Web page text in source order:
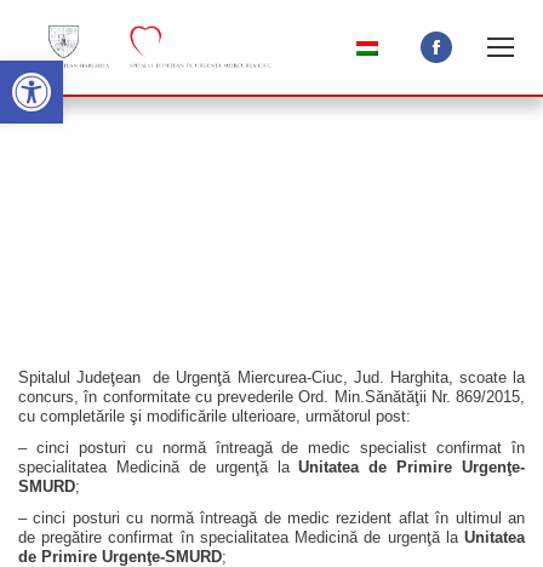
Open toolbar
Facebook
page
Spitalul Judeţean de Urgenţă Miercurea-Ciuc, Jud. Harghita, scoate la
concurs, în conformitate cu prevederile Ord. Min.Sănătăţii Nr. 869/2015,
cu completările şi modificările ulterioare, următorul post:
– cinci posturi cu normă întreagă de medic specialist confirmat în
specialitatea Medicină de urgenţă laUnitatea de Primire Urgenţe-
SMURD;
– cinci posturi cu normă întreagă de medic rezident aflat în ultimul an
de pregătire confirmat în specialitatea Medicină de urgenţă la Unitatea
de Primire Urgenţe-SMURD;